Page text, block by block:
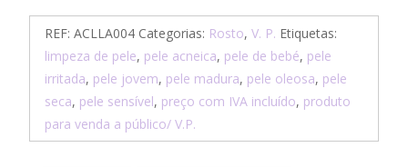
L'Arcou
Leite
Limpeza
REF: ACLLA004 Categorias: Rosto, V. P. Etiquetas:
limpeza de pele, pele acneica, pele de bebé, pele
irritada, pele jovem, pele madura, pele oleosa, pele
seca, pele sensível, preço com IVA incluído, produto
para venda a público/ V.P.